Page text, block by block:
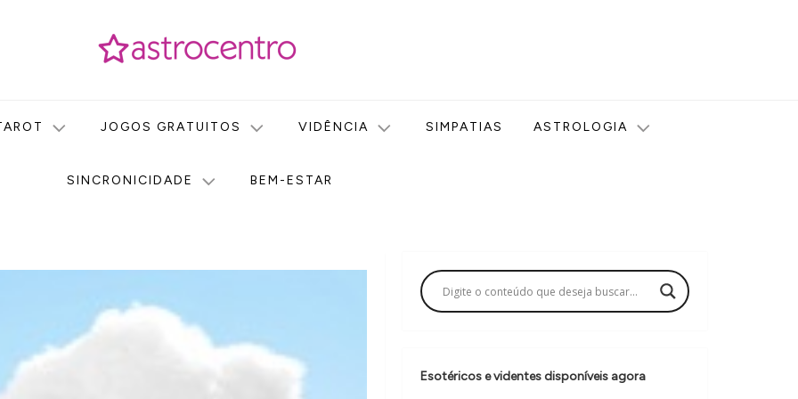
JOGOS GRATUITOS VIDÊNCIA SIMPATIAS ASTROLOGIA
SINCRONICIDADE BEM-ESTAR
Esotéricos e videntes disponíveis agora